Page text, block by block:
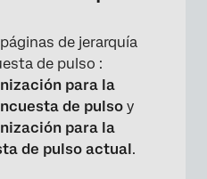
de jerarquía
de pulso :
para la
de pulso y
para la
de pulso actual .